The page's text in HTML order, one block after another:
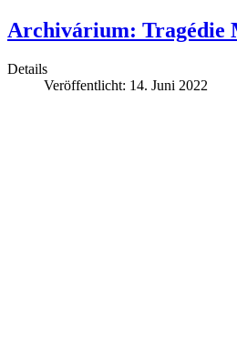
Archivárium: Tragédie
Details
Veröffentlicht: 14. Juni 2022